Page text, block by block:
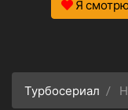
Я
Турбосериал